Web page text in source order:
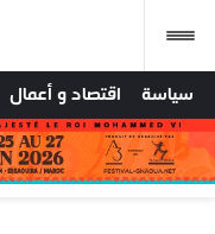
سياسة اقتصاد و أعمال